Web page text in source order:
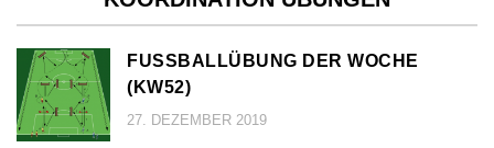
FUSSBALLÜBUNG DER WOCHE (
KW52)
27. DEZEMBER 2019